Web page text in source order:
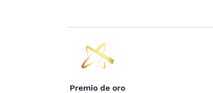
Premio de oro